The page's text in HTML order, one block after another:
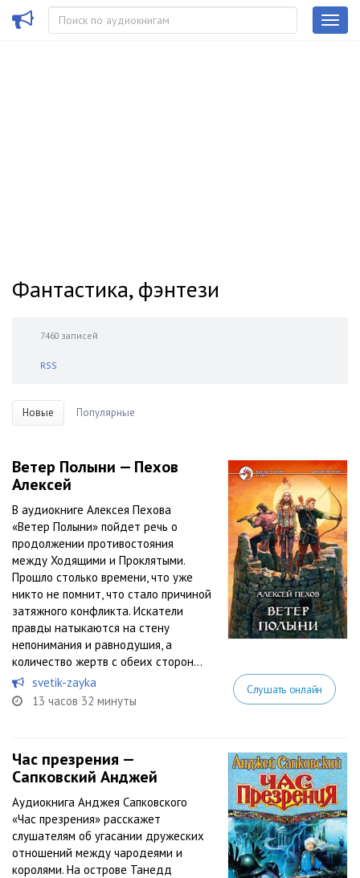
Фантастика, фэнтези
7460 записей
RSS
Новые Популярные
Ветер Полыни — Пехов
Алексей
В аудиокниге Алексея Пехова
«Ветер Полыни» пойдет речь о
продолжении противостояния
между Ходящими и Проклятыми.
Прошло столько времени, что уже
никто не помнит, что стало причиной
затяжного конфликта. Искатели
правды натыкаются на стену
непонимания и равнодушия, а
количество жертв с обеих сторон...
svetik-zayka
13 часов 32 минуты
Слушать онлайн
Час презрения —
Сапковский Анджей
Аудиокнига Анджея Сапковского
«Час презрения» расскажет
слушателям об угасании дружеских
отношений между чародеями и
королями. На острове Танедд